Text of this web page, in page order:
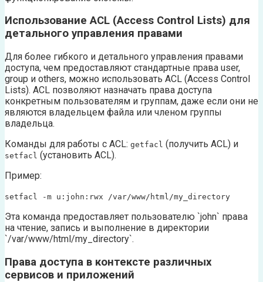
Использование ACL (Access Control Lists) для
детального управления правами
Для более гибкого и детального управления правами
доступа, чем предоставляют стандартные права user,
group и others, можно использовать ACL (Access Control
Lists). ACL позволяют назначать права доступа
конкретным пользователям и группам, даже если они не
являются владельцем файла или членом группы
владельца.
Команды для работы с ACL: getfacl (получить ACL) и
setfacl (установить ACL).
Пример:
setfacl -m u:john:rwx /var/www/html/my_directory
Эта команда предоставляет пользователю `john` права
на чтение, запись и выполнение в директории
`/var/www/html/my_directory`.
Права доступа в контексте различных
сервисов и приложений